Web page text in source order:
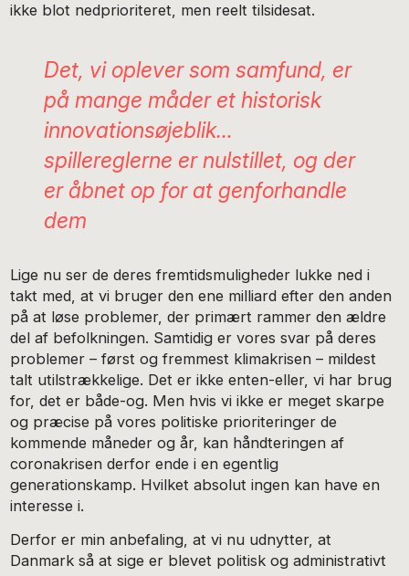
ikke blot nedprioriteret, men reelt tilsidesat.
Det, vi oplever som samfund, er
på mange måder et historisk
innovationsøjeblik…
spillereglerne er nulstillet, og der
er åbnet op for at genforhandle
dem
Lige nu ser de deres fremtidsmuligheder lukke ned i
takt med, at vi bruger den ene milliard efter den anden
på at løse problemer, der primært rammer den ældre
del af befolkningen. Samtidig er vores svar på deres
problemer – først og fremmest klimakrisen – mildest
talt utilstrækkelige. Det er ikke enten-eller, vi har brug
for, det er både-og. Men hvis vi ikke er meget skarpe
og præcise på vores politiske prioriteringer de
kommende måneder og år, kan håndteringen af
coronakrisen derfor ende i en egentlig
generationskamp. Hvilket absolut ingen kan have en
interesse i.
Derfor er min anbefaling, at vi nu udnytter, at
Danmark så at sige er blevet politisk og administrativt